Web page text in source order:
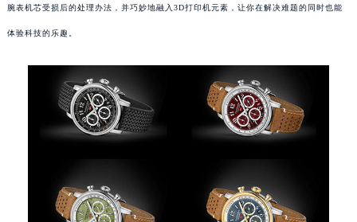
腕表机芯受损后的处理办法，并巧妙地融入3D打印机元素，让你在解决难题的同时也能
体验科技的乐趣。